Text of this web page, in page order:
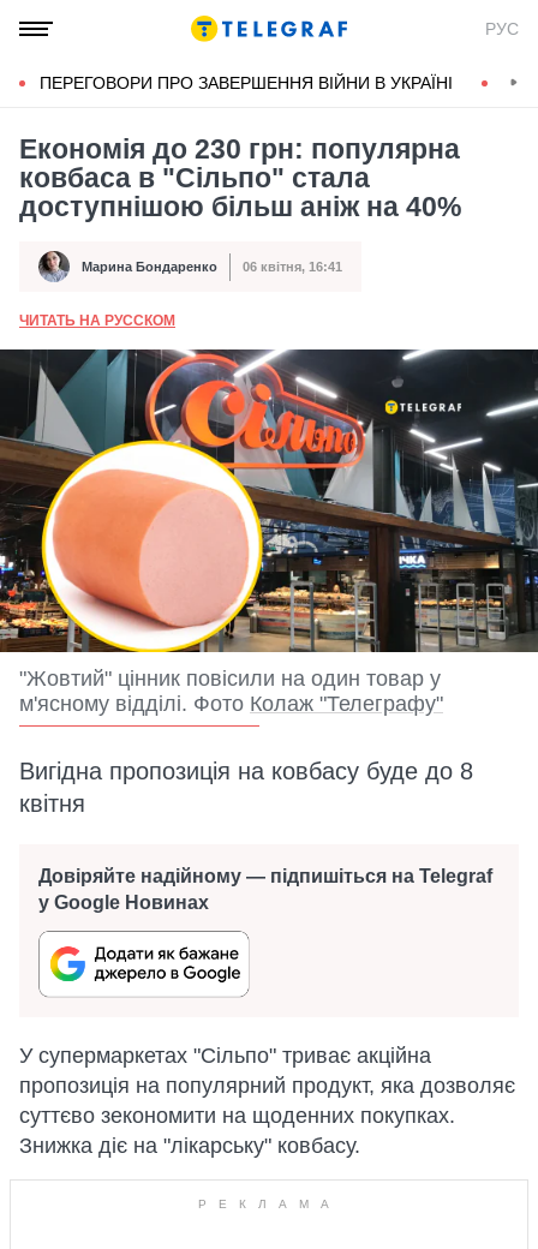
РУС
ПЕРЕГОВОРИ ПРО ЗАВЕРШЕННЯ ВІЙНИ В УКРАЇНІ
Економія до 230 грн: популярна
ковбаса в "Сільпо" стала
доступнішою більш аніж на 40%
Автор Марина Бондаренко
Дата публікації 06 квітня, 16:41
ЧИТАТЬ НА РУССКОМ
"Жовтий" цінник повісили на один товар у
м'ясному відділі. Фото Колаж "Телеграфу"
Вигідна пропозиція на ковбасу буде до 8
квітня
Довіряйте надійному — підпишіться на Telegraf
у Google Новинах
У супермаркетах "Сільпо" триває акційна
пропозиція на популярний продукт, яка дозволяє
суттєво зекономити на щоденних покупках.
Знижка діє на "лікарську" ковбасу.